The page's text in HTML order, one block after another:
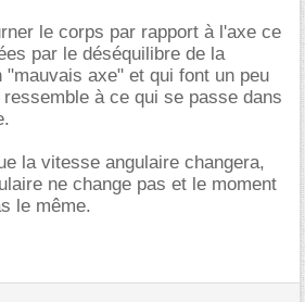
le corps par rapport à l'axe ce
par le déséquilibre de la
"mauvais axe" et qui font un peu
à ce qui se passe dans
la vitesse angulaire changera,
ne change pas et le moment
le même.